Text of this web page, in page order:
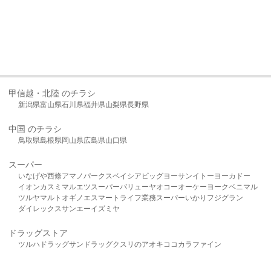
甲信越・北陸 のチラシ
新潟県富山県石川県福井県山梨県長野県
中国 のチラシ
鳥取県島根県岡山県広島県山口県
スーパー
いなげや西條アマノパークスベイシア ビッグヨーサンイトーヨーカドー
イオンカスミ マルエツスーパーバリューヤオコーオーケー ヨークベニマル
ツルヤマルト オギノ エスマート ライフ業務スーパーいかり フジグラン
ダイレックスサンエーイズミヤ
ドラッグストア
ツルハドラッグサンドラッグクスリのアオキ ココカラファイン